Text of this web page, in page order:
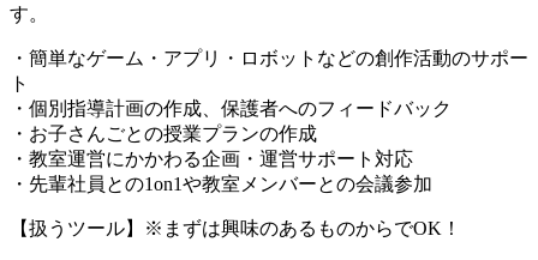
す。
・簡単なゲーム・アプリ・ロボットなどの創作活動のサポー
ト
・個別指導計画の作成、保護者へのフィードバック
・お子さんごとの授業プランの作成
・教室運営にかかわる企画・運営サポート対応
・先輩社員との1on1や教室メンバーとの会議参加
【扱うツール】※まずは興味のあるものからでOK！